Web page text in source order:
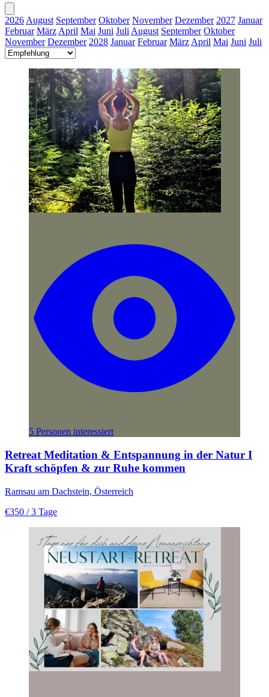
2026 August September Oktober November Dezember 2027 Januar
Februar März April Mai Juni Juli August September Oktober
November Dezember 2028 Januar Februar März April Mai Juni Juli
5 Personen interessiert
Retreat Meditation & Entspannung in der Natur I
Kraft schöpfen & zur Ruhe kommen
Ramsau am Dachstein, Österreich
€350 / 3 Tage